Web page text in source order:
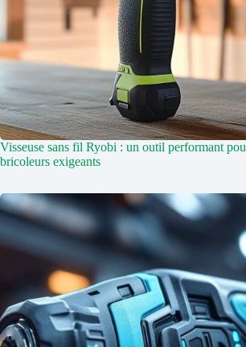
Visseuse sans fil Ryobi : un outil performant
bricoleurs exigeants